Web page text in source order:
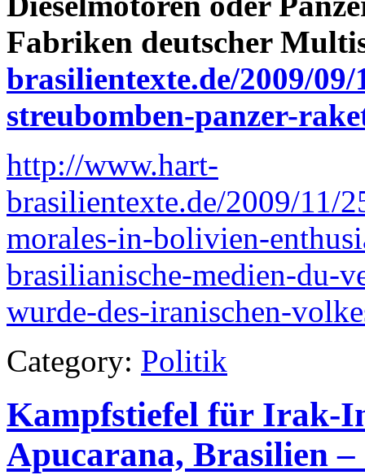
Fabriken deutscher
brasilientexte.de/2009/
streubomben-panzer-
http://www.hart-
brasilientexte.de/2009/11/
morales-in-bolivien-
brasilianische-medien-du-
wurde-des-iranischen-
Category: Politik
Kampfstiefel für Irak-
Apucarana, Brasilien –